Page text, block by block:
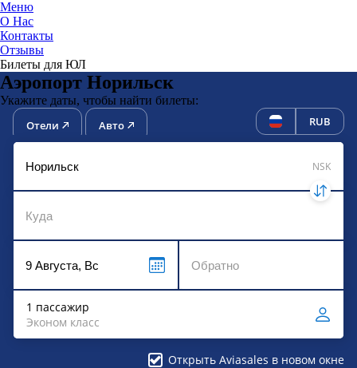
Меню
О Нас
Контакты
Отзывы
Билеты для ЮЛ
Аэропорт Норильск
Укажите даты, чтобы найти билеты:
Отели Авто RUB
NSK
1 пассажир
Эконом класс
Открыть Aviasales в новом окне